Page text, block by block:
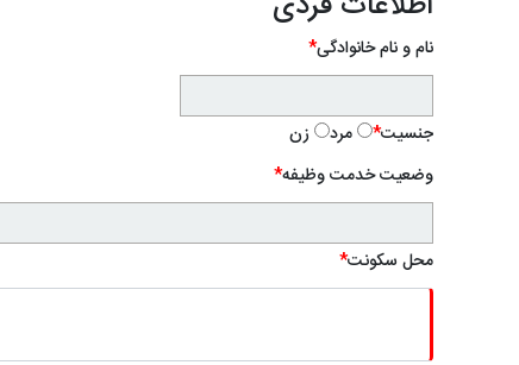
نام و نام خانوادگی*
جنسیت* مرد زن
وضعیت خدمت وظیفه*
محل سکونت*